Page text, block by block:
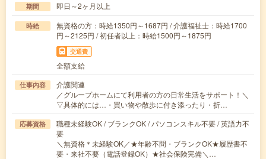
期間 即日～2ヶ月以上
時給
無資格の方：時給1350円～1687円 / 介護福祉士：時給1700
円～2125円 / 初任者以上：時給1500円～1875円
交通費
全額支給
仕事内容
介護関連
／グループホームにて利用者の方の日常生活をサポート！＼
▽具体的には…・買い物や散歩に付き添ったり・折…
応募資格
職種未経験OK / ブランクOK / パソコンスキル不要 / 英語力不
要
＼無資格＊未経験OK／★年齢不問・ブランクOK★履歴書不
要・来社不要（電話登録OK）★社会保険完備＼…